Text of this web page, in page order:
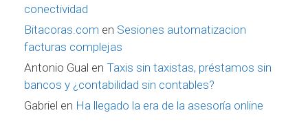
conectividad
Bitacoras.com en Sesiones automatizacion
facturas complejas
Antonio Gual en Taxis sin taxistas, préstamos sin
bancos y ¿contabilidad sin contables?
Gabriel en Ha llegado la era de la asesoría online